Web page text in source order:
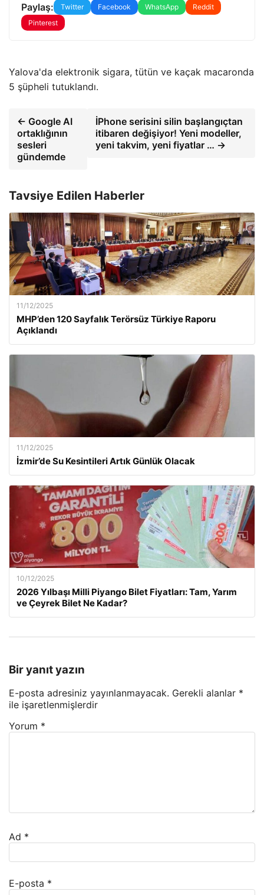
Paylaş: Twitter Facebook WhatsApp
Reddit
Pinterest
Yalova'da elektronik sigara, tütün ve kaçak macaronda
5 şüpheli tutuklandı.
← Google AI
ortaklığının
sesleri
gündemde
İPhone serisini silin başlangıçtan
itibaren değişiyor! Yeni modeller,
yeni takvim, yeni fiyatlar … →
Tavsiye Edilen Haberler
11/12/2025
MHP’den 120 Sayfalık Terörsüz Türkiye Raporu
Açıklandı
11/12/2025
İzmir’de Su Kesintileri Artık Günlük Olacak
10/12/2025
2026 Yılbaşı Milli Piyango Bilet Fiyatları: Tam, Yarım
ve Çeyrek Bilet Ne Kadar?
Bir yanıt yazın
E-posta adresiniz yayınlanmayacak. Gerekli alanlar *
ile işaretlenmişlerdir
Yorum *
Ad *
E-posta *